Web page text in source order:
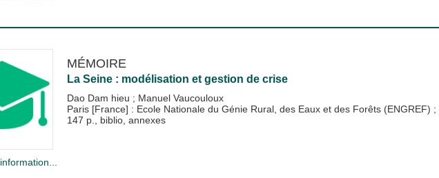
MÉMOIRE
La Seine : modélisation et gestion de crise
Dao Dam hieu ; Manuel Vaucouloux
Paris [France] : Ecole Nationale du Génie Rural, des Eaux et des Forêts (ENGREF) ;
147 p., biblio, annexes